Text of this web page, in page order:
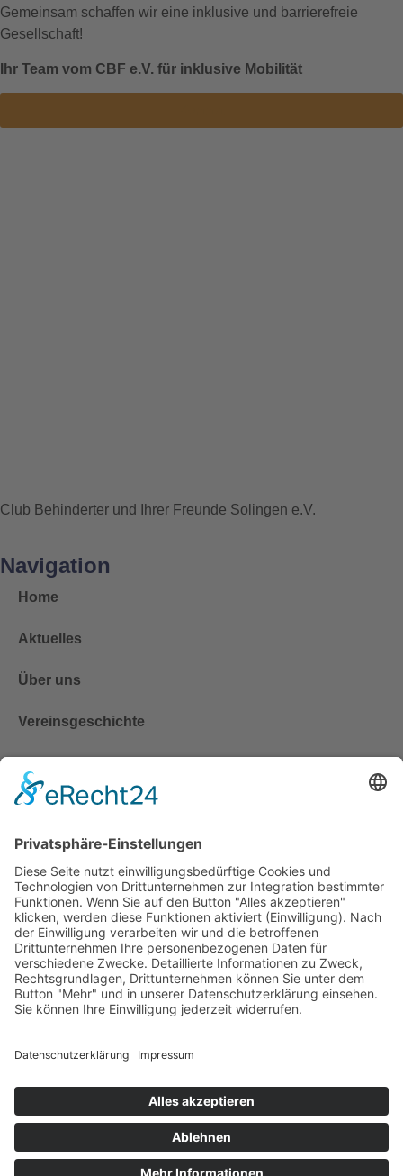
Gemeinsam schaffen wir eine inklusive und barrierefreie
Gesellschaft!
Ihr Team vom CBF e.V. für inklusive Mobilität
Club Behinderter und Ihrer Freunde Solingen e.V.
Navigation
Home
Aktuelles
Über uns
Vereinsgeschichte
Vereinsarbeit
Mitglieder
CBF Unterstützen
Kontakt
Kontakt
Beethovenstr. 238 42655 Solingen
0212 17086
2026 Copyright © CBF e.V
made by Woolf-Studios